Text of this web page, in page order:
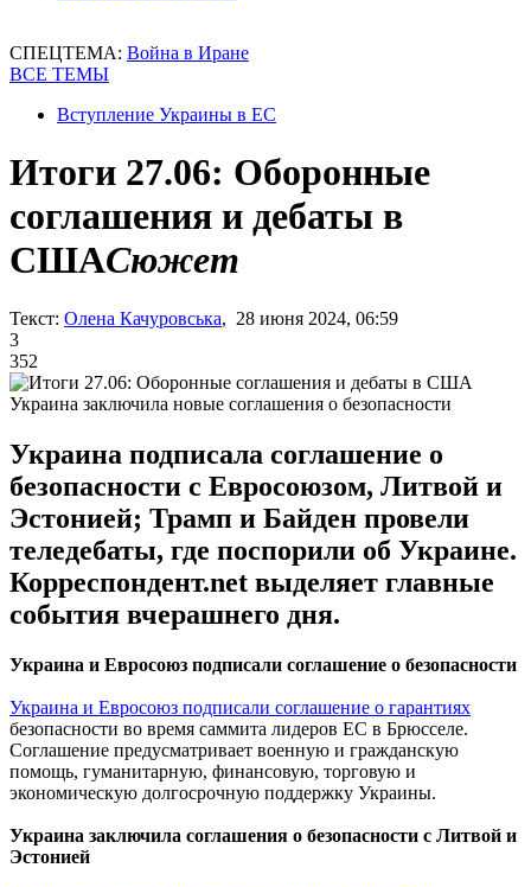
СПЕЦТЕМА: Война в Иране
ВСЕ ТЕМЫ
Вступление Украины в ЕС
Итоги 27.06: Оборонные
соглашения и дебаты в
СШАСюжет
Текст: Олена Качуровська, 28 июня 2024, 06:59
3
352
Украина заключила новые соглашения о безопасности
Украина подписала соглашение о
безопасности с Евросоюзом, Литвой и
Эстонией; Трамп и Байден провели
теледебаты, где поспорили об Украине.
Корреспондент.net выделяет главные
события вчерашнего дня.
Украина и Евросоюз подписали соглашение о безопасности
Украина и Евросоюз подписали соглашение о гарантиях
безопасности во время саммита лидеров ЕС в Брюсселе.
Соглашение предусматривает военную и гражданскую
помощь, гуманитарную, финансовую, торговую и
экономическую долгосрочную поддержку Украины.
Украина заключила соглашения о безопасности с Литвой и
Эстонией